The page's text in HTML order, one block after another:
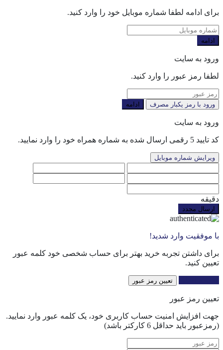
برای ادامه لطفا شماره موبایل خود را وارد کنید.
ادامه
ورود به سایت
لطفا رمز عبور را وارد کنید.
ورود با رمز یکبار مصرف ادامه
ورود به سایت
کد تایید 5 رقمی ارسال شده به شماره همراه خود را وارد نمایید.
ویرایش شماره موبایل
دقیقه
ارسال مجدد
با موفقیت وارد شدید!
برای داشتن تجربه خرید بهتر برای حساب شخصی خود کلمه عبور
تعیین کنید.
تعیین رمز عبور
تعیین رمز عبور
جهت افزایش امنیت حساب کاربری خود، یک کلمه عبور وارد نمایید.
(رمزعبور باید حداقل 6 کارکتر باشد)